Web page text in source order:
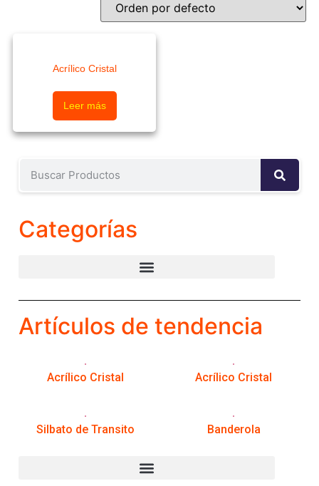
Categorías
Artículos de tendencia
Acrílico Cristal Acrílico Cristal
Silbato de Transito Banderola
Acrílico Cristal
Leer más